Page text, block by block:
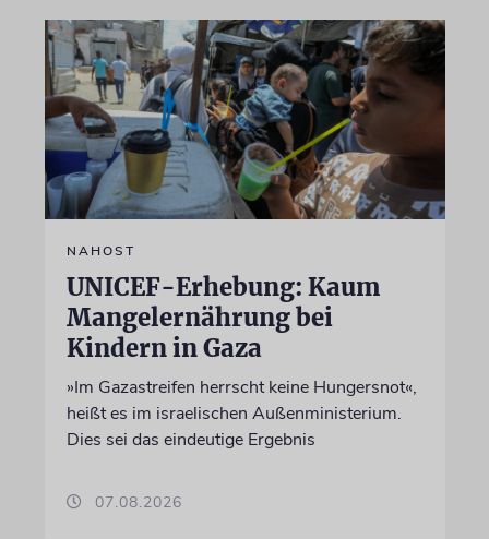
NAHOST
UNICEF-Erhebung: Kaum
Mangelernährung bei
Kindern in Gaza
»Im Gazastreifen herrscht keine Hungersnot«,
heißt es im israelischen Außenministerium.
Dies sei das eindeutige Ergebnis
07.08.2026